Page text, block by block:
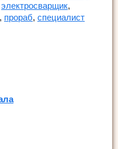
электросварщик,
, прораб, специалист